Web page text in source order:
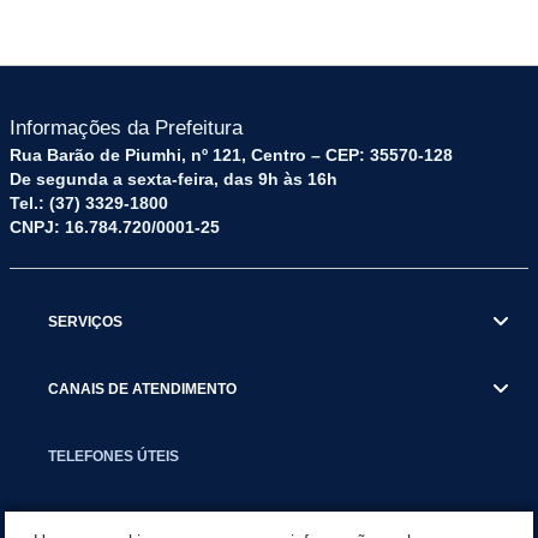
Informações da Prefeitura
Rua Barão de Piumhi, nº 121, Centro – CEP: 35570-128
De segunda a sexta-feira, das 9h às 16h
Tel.: (37) 3329-1800
CNPJ: 16.784.720/0001-25
SERVIÇOS
CANAIS DE ATENDIMENTO
TELEFONES ÚTEIS